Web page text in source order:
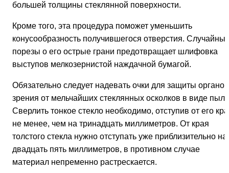
большей толщины стеклянной поверхности.
Кроме того, эта процедура поможет уменьшить
конусообразность получившегося отверстия.
порезы о его острые грани предотвращает шлифовка
выступов мелкозернистой наждачной бумагой.
Обязательно следует надевать очки для защиты органов
зрения от мельчайших стеклянных осколков в виде
Сверлить тонкое стекло необходимо, отступив от его
не менее, чем на тринадцать миллиметров. От края
толстого стекла нужно отступать уже приблизительно на
двадцать пять миллиметров, в противном случае
материал непременно растрескается.